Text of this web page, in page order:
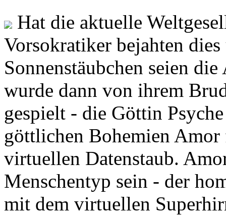
Hat die aktuelle
Vorsokratiker bejahten
Sonnenstäubchen seien
wurde dann von ihrem
gespielt - die Göttin
göttlichen Bohemien
virtuellen Datenstaub.
Menschentyp sein - der
mit dem virtuellen